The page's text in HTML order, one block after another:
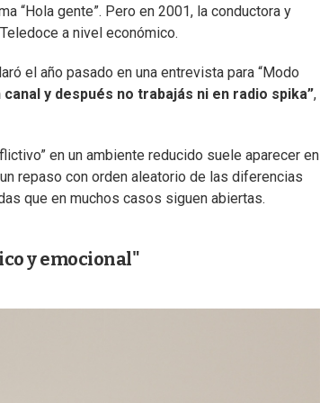
“Hola gente”. Pero en 2001, la conductora y
a nivel económico.
el año pasado en una entrevista para “Modo
y después no trabajás ni en radio spika”,
en un ambiente reducido suele aparecer en
repaso con orden aleatorio de las diferencias
que en muchos casos siguen abiertas.
y emocional"